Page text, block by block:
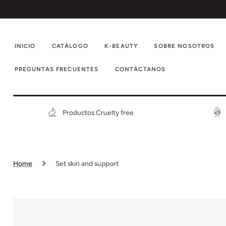
AL CONTENIDO
INICIO CATÁLOGO K-BEAUTY SOBRE NOSOTROS
PREGUNTAS FRECUENTES CONTÁCTANOS
Productos Cruelty free
Home Set skin and support